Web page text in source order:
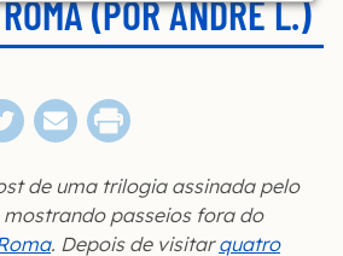
(POR ANDRE L.)
de uma trilogia assinada pelo
mostrando passeios fora do
. Depois de visitarquatro